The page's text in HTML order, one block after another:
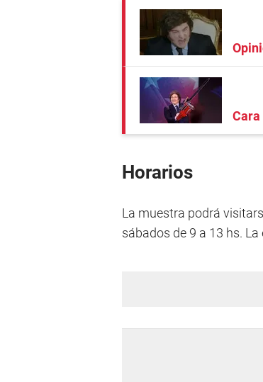
Cara
Horarios
La muestra podrá
sábados de 9 a 13 hs.